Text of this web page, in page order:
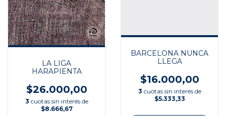
LA LIGA
HARAPIENTA
$26.000,00
3 cuotas sin interés de
$8.666,67
BARCELONA NUNCA
LLEGA
$16.000,00
3 cuotas sin interés de
$5.333,33